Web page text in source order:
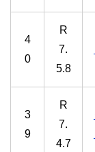
4
0
R
7.
5.8
3
9
R
7.
4.7